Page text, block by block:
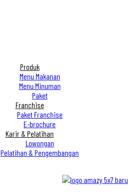
Produk
Menu Makanan
Menu Minuman
Paket
Franchise
Paket Franchise
E-brochure
Karir & Pelatihan
Lowongan
Pelatihan & Pengembangan